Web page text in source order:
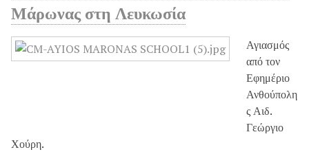
Μάρωνας στη Λευκωσία
Αγιασμός
από τον
Εφημέριο
Ανθούπολη
ς Αιδ.
Γεώργιο
Χούρη.